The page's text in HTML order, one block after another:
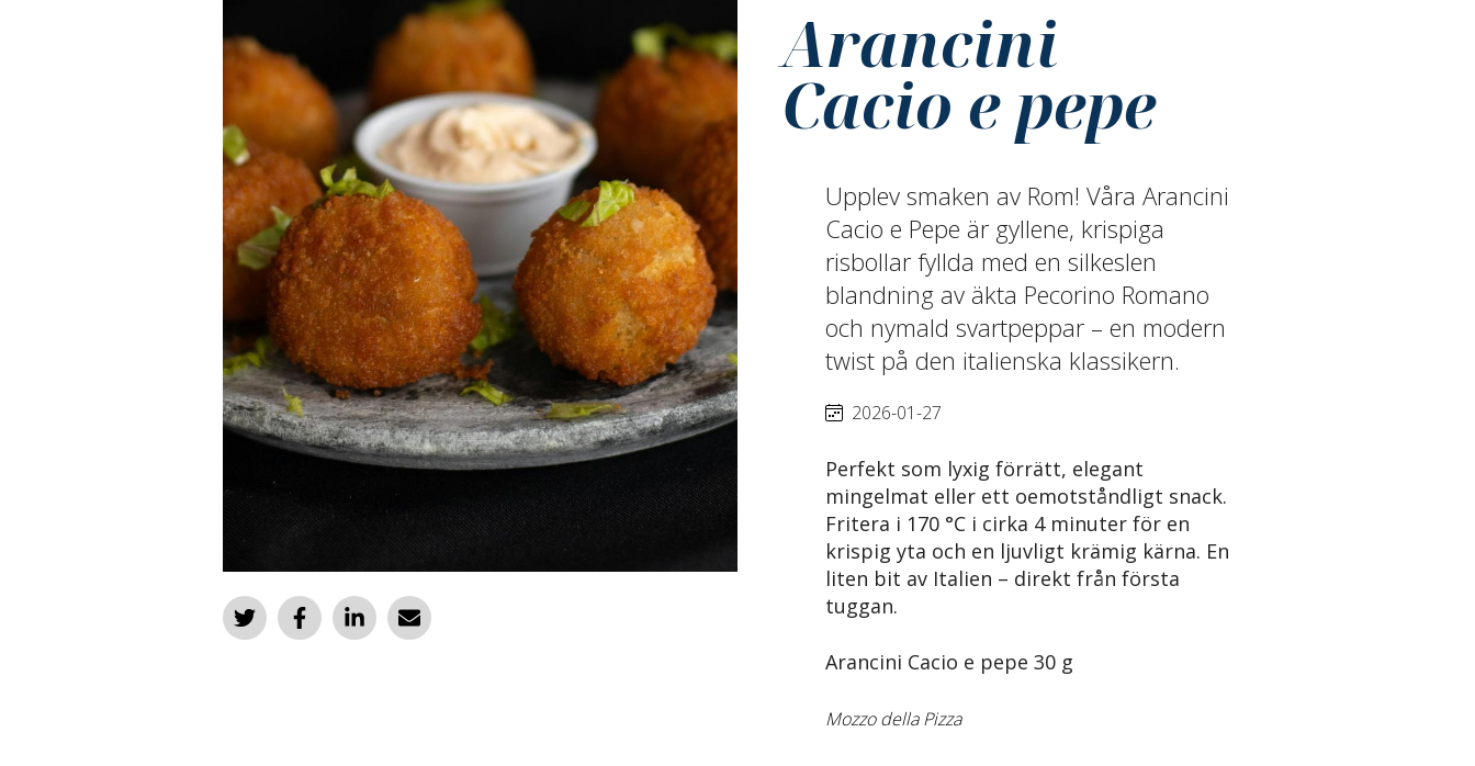
Arancini
Cacio e pepe
Upplev smaken av Rom! Våra Arancini
Cacio e Pepe är gyllene, krispiga
risbollar fyllda med en silkeslen
blandning av äkta Pecorino Romano
och nymald svartpeppar – en modern
twist på den italienska klassikern.
2026-01-27
Perfekt som lyxig förrätt, elegant
mingelmat eller ett oemotståndligt snack.
Fritera i 170 °C i cirka 4 minuter för en
krispig yta och en ljuvligt krämig kärna. En
liten bit av Italien – direkt från första
tuggan.
Arancini Cacio e pepe 30 g
Mozzo della Pizza